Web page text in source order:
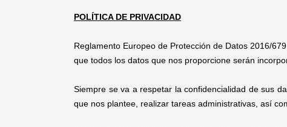
POLÍTICA DE PRIVACIDAD
Reglamento Europeo de Protección de Datos 2016/
que todos los datos que nos proporcione serán
Siempre se va a respetar la confidencialidad de sus
que nos plantee, realizar tareas administrativas, así